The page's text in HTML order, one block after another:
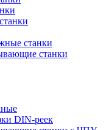
станки
станки
DIN-реек